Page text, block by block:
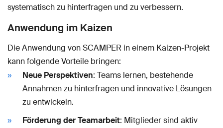
systematisch zu hinterfragen und zu verbessern.
Anwendung im Kaizen
Die Anwendung von SCAMPER in einem Kaizen-Projekt
kann folgende Vorteile bringen:
Neue Perspektiven: Teams lernen, bestehende
Annahmen zu hinterfragen und innovative Lösungen
zu entwickeln.
Förderung der Teamarbeit: Mitglieder sind aktiv